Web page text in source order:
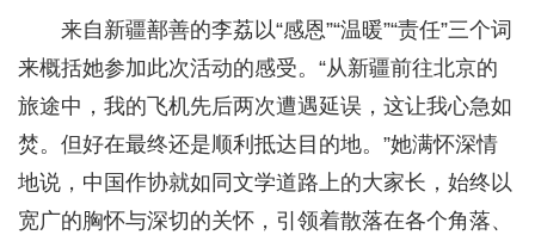
来自新疆鄯善的李荔以“感恩”“温暖”“责任”三个词
来概括她参加此次活动的感受。“从新疆前往北京的
旅途中，我的飞机先后两次遭遇延误，这让我心急如
焚。但好在最终还是顺利抵达目的地。”她满怀深情
地说，中国作协就如同文学道路上的大家长，始终以
宽广的胸怀与深切的关怀，引领着散落在各个角落、